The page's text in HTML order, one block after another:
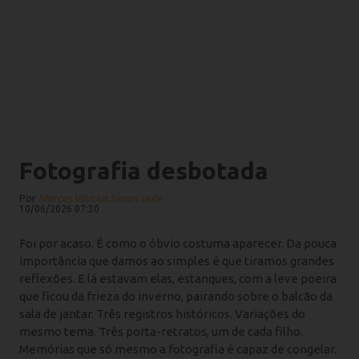
Fotografia desbotada
Por Marcos Vinicius Simon Leite
10/06/2026 07:30
Foi por acaso. É como o óbvio costuma aparecer. Da pouca
importância que damos ao simples é que tiramos grandes
reflexões. E lá estavam elas, estanques, com a leve poeira
que ficou da frieza do inverno, pairando sobre o balcão da
sala de jantar. Três registros históricos. Variações do
mesmo tema. Três porta-retratos, um de cada filho.
Memórias que só mesmo a fotografia é capaz de congelar.